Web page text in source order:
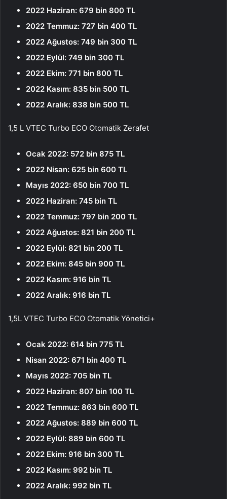
2022 Haziran: 679 bin 800 TL
2022 Temmuz: 727 bin 400 TL
2022 Ağustos: 749 bin 300 TL
2022 Eylül: 749 bin 300 TL
2022 Ekim: 771 bin 800 TL
2022 Kasım: 835 bin 500 TL
2022 Aralık: 838 bin 500 TL
1,5 L VTEC Turbo ECO Otomatik Zerafet
Ocak 2022: 572 bin 875 TL
2022 Nisan: 625 bin 600 TL
Mayıs 2022: 650 bin 700 TL
2022 Haziran: 745 bin TL
2022 Temmuz: 797 bin 200 TL
2022 Ağustos: 821 bin 200 TL
2022 Eylül: 821 bin 200 TL
2022 Ekim: 845 bin 900 TL
2022 Kasım: 916 bin TL
2022 Aralık: 916 bin TL
1,5L VTEC Turbo ECO Otomatik Yönetici+
Ocak 2022: 614 bin 775 TL
Nisan 2022: 671 bin 400 TL
Mayıs 2022: 705 bin TL
2022 Haziran: 807 bin 100 TL
2022 Temmuz: 863 bin 600 TL
2022 Ağustos: 889 bin 600 TL
2022 Eylül: 889 bin 600 TL
2022 Ekim: 916 bin 300 TL
2022 Kasım: 992 bin TL
2022 Aralık: 992 bin TL